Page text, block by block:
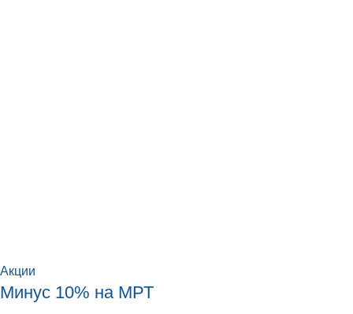
Акции
Минус 10% на МРТ